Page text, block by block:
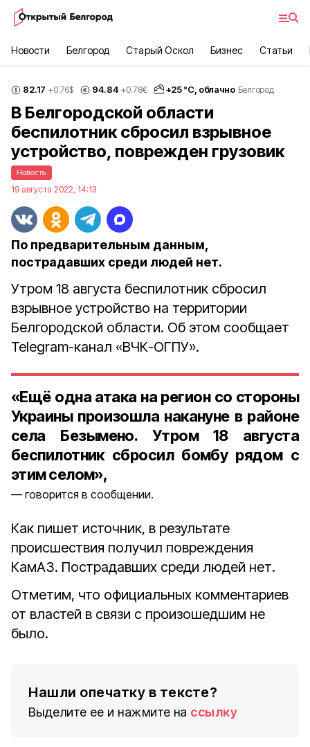
Новости Белгород Старый Оскол Бизнес Статьи
82.17 +0.76$ 94.84 +0.78€ +25°С, облачно Белгород
В Белгородской области
беспилотник сбросил взрывное
устройство, поврежден грузовик
Новость
19 августа 2022, 14:13
По предварительным данным,
пострадавших среди людей нет.
Утром 18 августа беспилотник сбросил
взрывное устройство на территории
Белгородской области. Об этом сообщает
Telegram-канал «ВЧК-ОГПУ».
«Ещё одна атака на регион со стороны
Украины произошла накануне в районе
села Безымено. Утром 18 августа
беспилотник сбросил бомбу рядом с
этим селом»,
говорится в сообщении.
Как пишет источник, в результате
происшествия получил повреждения
КамАЗ. Пострадавших среди людей нет.
Отметим, что официальных комментариев
от властей в связи с произошедшим не
было.
Нашли опечатку в тексте?
Выделите ее и нажмите на ссылку